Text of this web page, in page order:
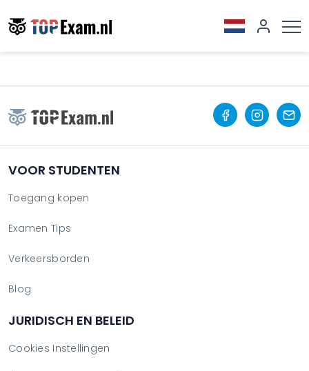
VOOR STUDENTEN
Toegang kopen
Examen Tips
Verkeersborden
Blog
JURIDISCH EN BELEID
Cookies Instellingen